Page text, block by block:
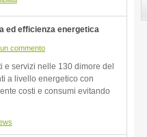
ed efficienza energetica
commento
e servizi nelle 130 dimore del
a livello energetico con
costi e consumi evitando